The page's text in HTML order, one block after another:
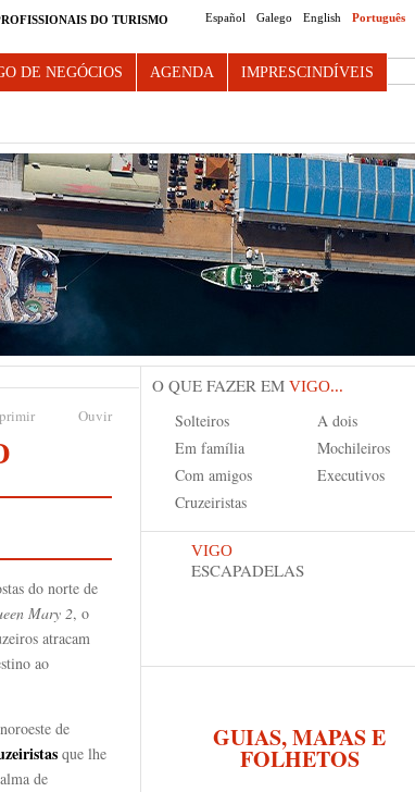
Español Galego English Português
DO TURISMO
Search this site
DE NEGÓCIOS AGENDA IMPRESCINDÍVEIS
Ouvir
do norte de
Mary 2, o
atracam
ao
de
que lhe
de
O QUE FAZER EM VIGO...
Solteiros
A dois
Em família
Mochileiros
Com amigos
Executivos
Cruzeiristas
VIGO
ESCAPADELAS
GUIAS, MAPAS E
FOLHETOS